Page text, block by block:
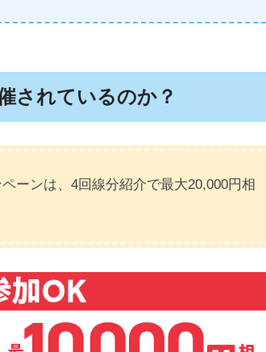
されているのか？
ーンは、4回線分紹介で最大20,000円相